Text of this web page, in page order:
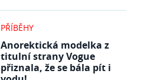
PŘÍBĚHY
Anorektická modelka z
titulní strany Vogue
přiznala, že se bála pít i